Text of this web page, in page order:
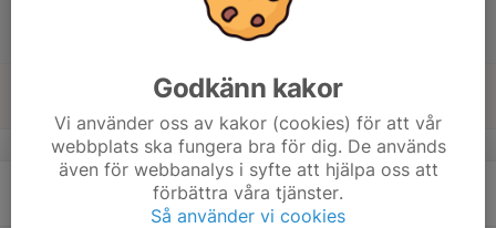
v.12
Godkänn kakor
Vi använder oss av kakor (cookies) för att vår
webbplats ska fungera bra för dig. De används
även för webbanalys i syfte att hjälpa oss att
förbättra våra tjänster.
Så använder vi cookies